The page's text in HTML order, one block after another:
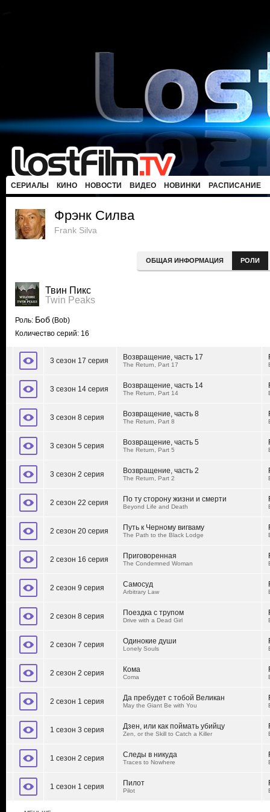
СЕРИАЛЫ КИНО НОВОСТИ ВИДЕО НОВИНКИ РАСПИСАНИЕ
Фрэнк Силва
Frank Silva
ОБЩАЯ ИНФОРМАЦИЯ РОЛИ
Твин Пикс
Twin Peaks
Роль: Боб (Bob)
Количество серий: 16
3 сезон 17 серия Возвращение, часть 17
The Return, Part 17
3 сезон 14 серия Возвращение, часть 14
The Return, Part 14
3 сезон 8 серия Возвращение, часть 8
The Return, Part 8
3 сезон 5 серия Возвращение, часть 5
The Return, Part 5
3 сезон 2 серия Возвращение, часть 2
The Return, Part 2
2 сезон 22 серия По ту сторону жизни и смерти
Beyond Life and Death
2 сезон 20 серия Путь к Черному вигваму
The Path to the Black Lodge
2 сезон 16 серия Приговоренная
The Condemned Woman
2 сезон 9 серия Самосуд
Arbitrary Law
2 сезон 8 серия Поездка с трупом
Drive with a Dead Girl
2 сезон 7 серия Одинокие души
Lonely Souls
2 сезон 2 серия Кома
Coma
2 сезон 1 серия Да пребудет с тобой Великан
May the Giant Be with You
1 сезон 3 серия Дзен, или как поймать убийцу
Zen, or the Skill to Catch a Killer
1 сезон 2 серия Следы в никуда
Traces to Nowhere
1 сезон 1 серия Пилот
Pilot